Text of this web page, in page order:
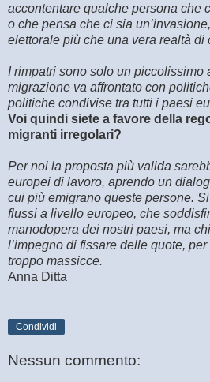
accontentare qualche persona che
o che pensa che ci sia
elettorale più che una vera realtà di
I rimpatri sono solo un piccolissimo
migrazione va affrontato con
politiche condivise tra tutti i paesi
Voi quindi siete a favore della
migranti irregolari?
Per noi la proposta più valida
europei di lavoro, aprendo un
cui più emigrano queste persone.
flussi a livello europeo, che
manodopera dei nostri paesi, ma
l’impegno di fissare delle quote,
troppo massicce.
Anna Ditta
Condividi
Nessun commento: